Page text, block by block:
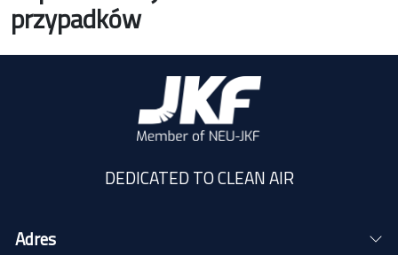
przypadków
DEDICATED TO CLEAN AIR
Adres